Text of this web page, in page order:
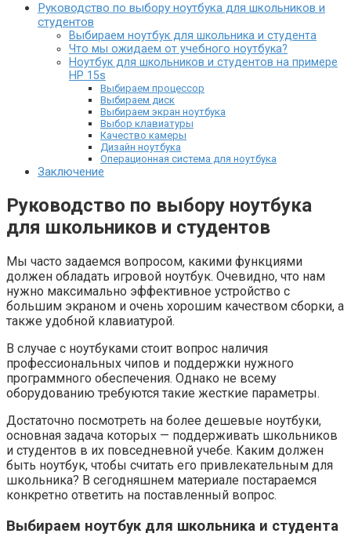
Руководство по выбору ноутбука для школьников и
студентов
Выбираем ноутбук для школьника и студента
Что мы ожидаем от учебного ноутбука?
Ноутбук для школьников и студентов на примере
HP 15s
Выбираем процессор
Выбираем диск
Выбираем экран ноутбука
Выбор клавиатуры
Качество камеры
Дизайн ноутбука
Операционная система для ноутбука
Заключение
Руководство по выбору ноутбука
для школьников и студентов
Мы часто задаемся вопросом, какими функциями
должен обладать игровой ноутбук. Очевидно, что нам
нужно максимально эффективное устройство с
большим экраном и очень хорошим качеством сборки, а
также удобной клавиатурой.
В случае с ноутбуками стоит вопрос наличия
профессиональных чипов и поддержки нужного
программного обеспечения. Однако не всему
оборудованию требуются такие жесткие параметры.
Достаточно посмотреть на более дешевые ноутбуки,
основная задача которых — поддерживать школьников
и студентов в их повседневной учебе. Каким должен
быть ноутбук, чтобы считать его привлекательным для
школьника? В сегодняшнем материале постараемся
конкретно ответить на поставленный вопрос.
Выбираем ноутбук для школьника и студента